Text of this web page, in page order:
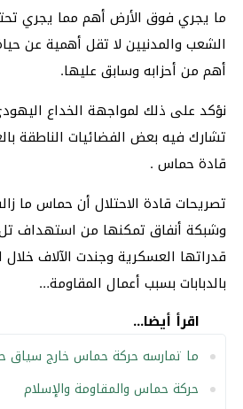
ما يجري فوق الأرض أهم مما يجري
الشعب والمدنيين لا تقل أهمية عن
أهم من أحزابه وسابق عليها.
نؤكد على ذلك لمواجهة الخداع
تشارك فيه بعض الفضائيات الناطقة
قادة حماس .
تصريحات قادة الاحتلال أن حماس ما
وشبكة أنفاق تمكنها من استهداف تل
قدراتها العسكرية وجندت الآلاف
بالدبابات بسبب أعمال المقاومة…
اقرأ أيضا...
ما تمارسه حركة حماس خارج سياق
حركة حماس والمقاومة والإسلام